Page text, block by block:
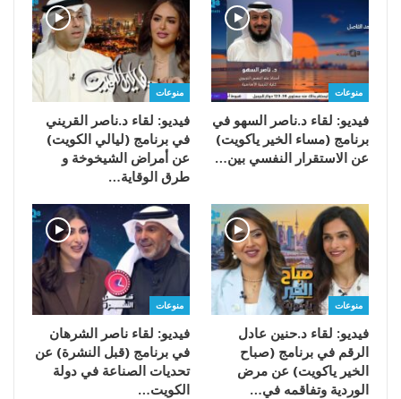
منوعات
فيديو: لقاء د.ناصر السهو في
برنامج (مساء الخير ياكويت)
عن الاستقرار النفسي بين…
منوعات
فيديو: لقاء د.ناصر القريني
في برنامج (ليالي الكويت)
عن أمراض الشيخوخة و
طرق الوقاية…
منوعات
فيديو: لقاء د.حنين عادل
الرقم في برنامج (صباح
الخير ياكويت) عن مرض
الوردية وتفاقمه في…
منوعات
فيديو: لقاء ناصر الشرهان
في برنامج (قبل النشرة) عن
تحديات الصناعة في دولة
الكويت…